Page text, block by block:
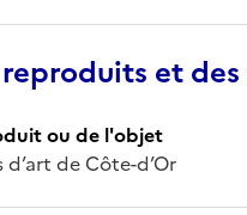
et
ou de l'objet
de Côte-d’Or